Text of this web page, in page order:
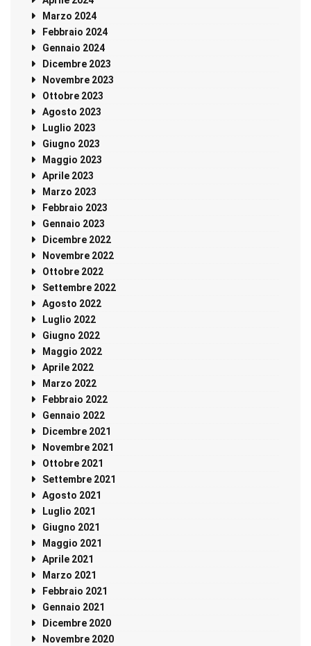
Marzo 2024
Febbraio 2024
Gennaio 2024
Dicembre 2023
Novembre 2023
Ottobre 2023
Agosto 2023
Luglio 2023
Giugno 2023
Maggio 2023
Aprile 2023
Marzo 2023
Febbraio 2023
Gennaio 2023
Dicembre 2022
Novembre 2022
Ottobre 2022
Settembre 2022
Agosto 2022
Luglio 2022
Giugno 2022
Maggio 2022
Aprile 2022
Marzo 2022
Febbraio 2022
Gennaio 2022
Dicembre 2021
Novembre 2021
Ottobre 2021
Settembre 2021
Agosto 2021
Luglio 2021
Giugno 2021
Maggio 2021
Aprile 2021
Marzo 2021
Febbraio 2021
Gennaio 2021
Dicembre 2020
Novembre 2020